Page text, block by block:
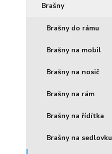
Brašny
Brašny do rámu
Brašny na mobil
Brašny na nosič
Brašny na rám
Brašny na řídítka
Brašny na sedlovku